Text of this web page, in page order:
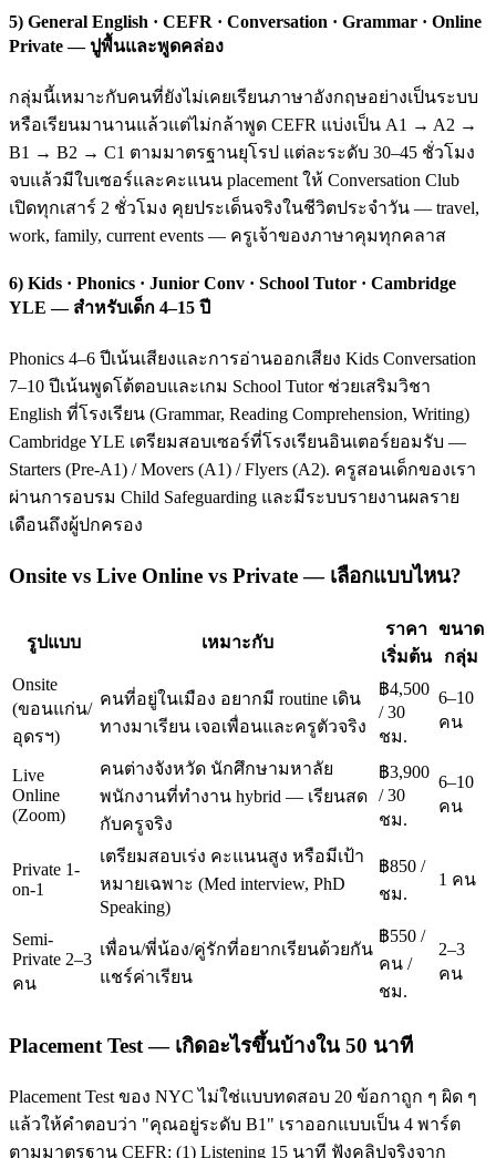
5) General English · CEFR · Conversation · Grammar · Online
Private — ปูพื้นและพูดคล่อง
กลุ่มนี้เหมาะกับคนที่ยังไม่เคยเรียนภาษาอังกฤษอย่างเป็นระบบ
หรือเรียนมานานแล้วแต่ไม่กล้าพูด CEFR แบ่งเป็น A1 → A2 →
B1 → B2 → C1 ตามมาตรฐานยุโรป แต่ละระดับ 30–45 ชั่วโมง
จบแล้วมีใบเซอร์และคะแนน placement ให้ Conversation Club
เปิดทุกเสาร์ 2 ชั่วโมง คุยประเด็นจริงในชีวิตประจำวัน — travel,
work, family, current events — ครูเจ้าของภาษาคุมทุกคลาส
6) Kids · Phonics · Junior Conv · School Tutor · Cambridge
YLE — สำหรับเด็ก 4–15 ปี
Phonics 4–6 ปีเน้นเสียงและการอ่านออกเสียง Kids Conversation
7–10 ปีเน้นพูดโต้ตอบและเกม School Tutor ช่วยเสริมวิชา
English ที่โรงเรียน (Grammar, Reading Comprehension, Writing)
Cambridge YLE เตรียมสอบเซอร์ที่โรงเรียนอินเตอร์ยอมรับ —
Starters (Pre-A1) / Movers (A1) / Flyers (A2). ครูสอนเด็กของเรา
ผ่านการอบรม Child Safeguarding และมีระบบรายงานผลราย
เดือนถึงผู้ปกครอง
Onsite vs Live Online vs Private — เลือกแบบไหน?
รูปแบบ เหมาะกับ
ราคา
เริ่มต้น
ขนาด
กลุ่ม
Onsite
(ขอนแก่น/
อุดรฯ)
คนที่อยู่ในเมือง อยากมี routine เดิน
ทางมาเรียน เจอเพื่อนและครูตัวจริง
฿4,500
/ 30
ชม.
6–10
คน
Live
Online
(Zoom)
คนต่างจังหวัด นักศึกษามหาลัย
พนักงานที่ทำงาน hybrid — เรียนสด
กับครูจริง
฿3,900
/ 30
ชม.
6–10
คน
Private 1-
on-1
เตรียมสอบเร่ง คะแนนสูง หรือมีเป้า
หมายเฉพาะ (Med interview, PhD
Speaking)
฿850 /
ชม.
1 คน
Semi-
Private 2–3
คน
เพื่อน/พี่น้อง/คู่รักที่อยากเรียนด้วยกัน
แชร์ค่าเรียน
฿550 /
คน /
ชม.
2–3
คน
Placement Test — เกิดอะไรขึ้นบ้างใน 50 นาที
Placement Test ของ NYC ไม่ใช่แบบทดสอบ 20 ข้อกาถูก ๆ ผิด ๆ
แล้วให้คำตอบว่า "คุณอยู่ระดับ B1" เราออกแบบเป็น 4 พาร์ต
ตามมาตรฐาน CEFR: (1) Listening 15 นาที ฟังคลิปจริงจาก